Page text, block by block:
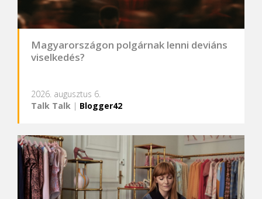
Magyarországon polgárnak lenni deviáns
viselkedés?
2026. augusztus 6.
Talk Talk | Blogger42